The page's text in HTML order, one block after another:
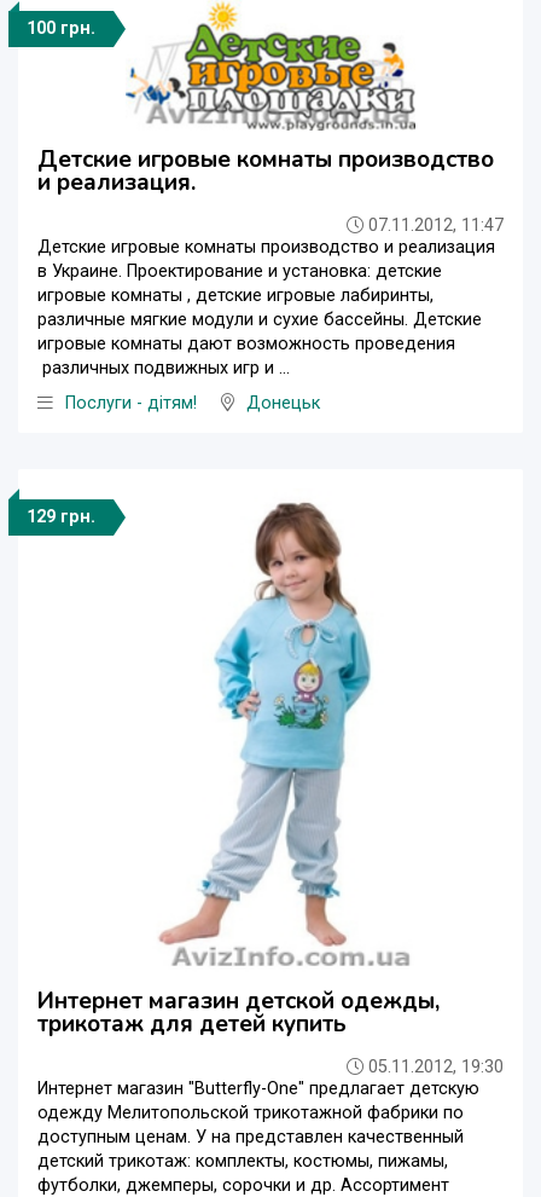
100 грн.
Детские игровые комнаты производство
и реализация.
07.11.2012, 11:47
Детские игровые комнаты производство и реализация
в Украине. Проектирование и установка: детские
игровые комнаты , детские игровые лабиринты,
различные мягкие модули и сухие бассейны. Детские
игровые комнаты дают возможность проведения
различных подвижных игр и ...
Послуги - дітям!
Донецьк
129 грн.
Интернет магазин детской одежды,
трикотаж для детей купить
05.11.2012, 19:30
Интернет магазин "Butterfly-One" предлагает детскую
одежду Мелитопольской трикотажной фабрики по
доступным ценам. У на представлен качественный
детский трикотаж: комплекты, костюмы, пижамы,
футболки, джемперы, сорочки и др. Ассортимент